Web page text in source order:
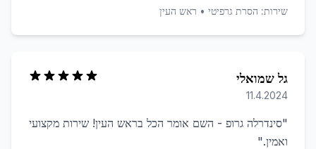
שירות: הסרת גרפיטי • ראש העין
גל שמואלי
11.4.2024
"סינדרלה גרופ - השם אומר הכל בראש העין! שירות מקצועי
ואמין."